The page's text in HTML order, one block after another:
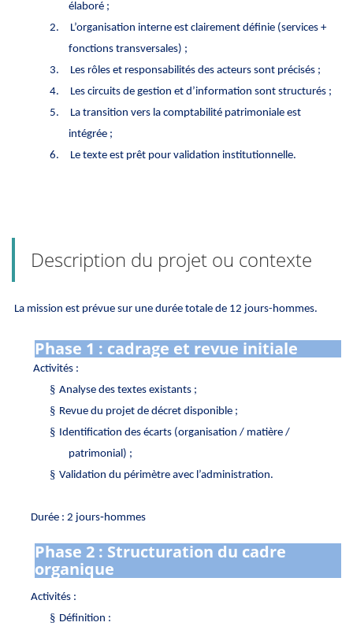
élaboré ;
2.
L’organisation interne est clairement définie (services +
fonctions transversales) ;
3.
Les rôles et responsabilités des acteurs sont précisés ;
4.
Les circuits de gestion et d’information sont structurés ;
5.
La transition vers la comptabilité patrimoniale est
intégrée ;
6.
Le texte est prêt pour validation institutionnelle.
Description du projet ou contexte
La mission est prévue sur une durée totale de 12 jours-hommes.
Phase 1 : cadrage et revue initiale
Activités :
§ Analyse des textes existants ;
§ Revue du projet de décret disponible ;
§ Identification des écarts (organisation / matière /
patrimonial) ;
§ Validation du périmètre avec l’administration.
Durée :2 jours‑hommes
Phase 2 : Structuration du cadre
organique
Activités :
§ Définition :